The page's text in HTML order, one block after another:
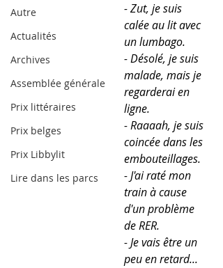
Autre
Actualités
Archives
Assemblée générale
Prix littéraires
Prix belges
Prix Libbylit
Lire dans les parcs
- Zut, je suis
calée au lit avec
un lumbago.
- Désolé, je suis
malade, mais je
regarderai en
ligne.
- Raaaah, je suis
coincée dans les
embouteillages.
- J'ai raté mon
train à cause
d'un problème
de RER.
- Je vais être un
peu en retard...